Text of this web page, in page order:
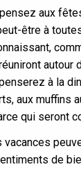
aux
être à
autour
à la
aux muffins
qui seront
vacances
de